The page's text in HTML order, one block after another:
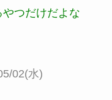
つだけだよな
02(水)